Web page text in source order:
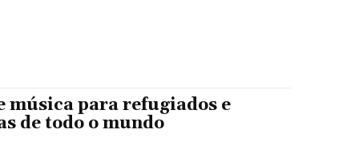
música para refugiados e
de todo o mundo